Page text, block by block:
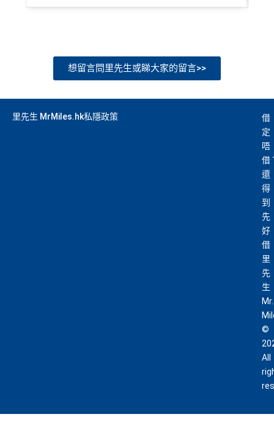
想留言問里先生或睇大家的留言>>
里先生 MrMiles.hk私隱政策
借
定
唔
借
還
得
到
先
好
借
里
先
生
Mr.
©
All